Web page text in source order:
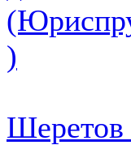
)
Шеретов